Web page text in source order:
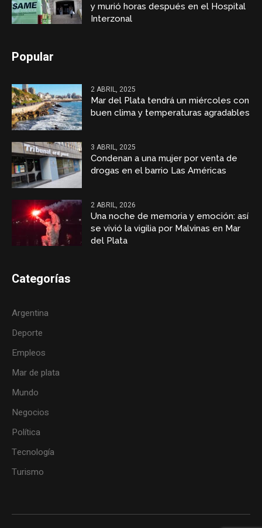
y murió horas después en el Hospital
Interzonal
Popular
2 ABRIL, 2025
Mar del Plata tendrá un miércoles con
buen clima y temperaturas agradables
3 ABRIL, 2025
Condenan a una mujer por venta de
drogas en el barrio Las Américas
2 ABRIL, 2026
Una noche de memoria y emoción: así
se vivió la vigilia por Malvinas en Mar
del Plata
Categorías
Argentina
Deporte
Empleos
Mar de plata
Mundo
Negocios
Política
Tecnología
Turismo